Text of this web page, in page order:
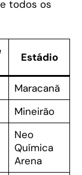
todos os
Estádio
Maracanã
Mineirão
Neo
Química
Arena